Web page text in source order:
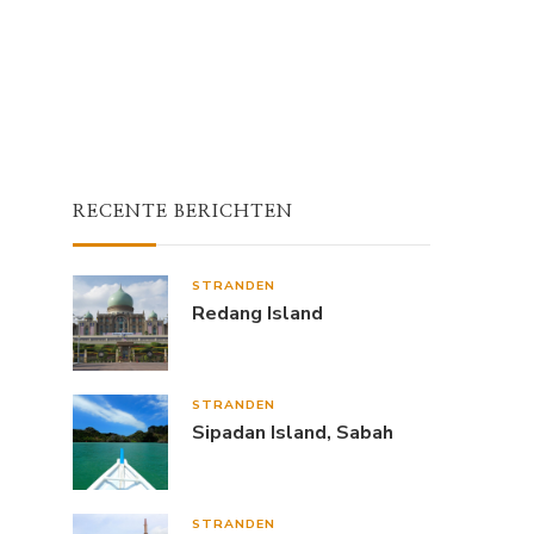
RECENTE BERICHTEN
STRANDEN
Redang Island
STRANDEN
Sipadan Island, Sabah
STRANDEN